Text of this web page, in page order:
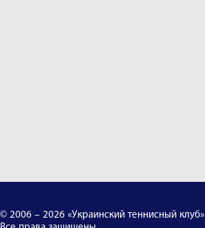
© 2006 – 2026 «Украинский теннисный клуб»